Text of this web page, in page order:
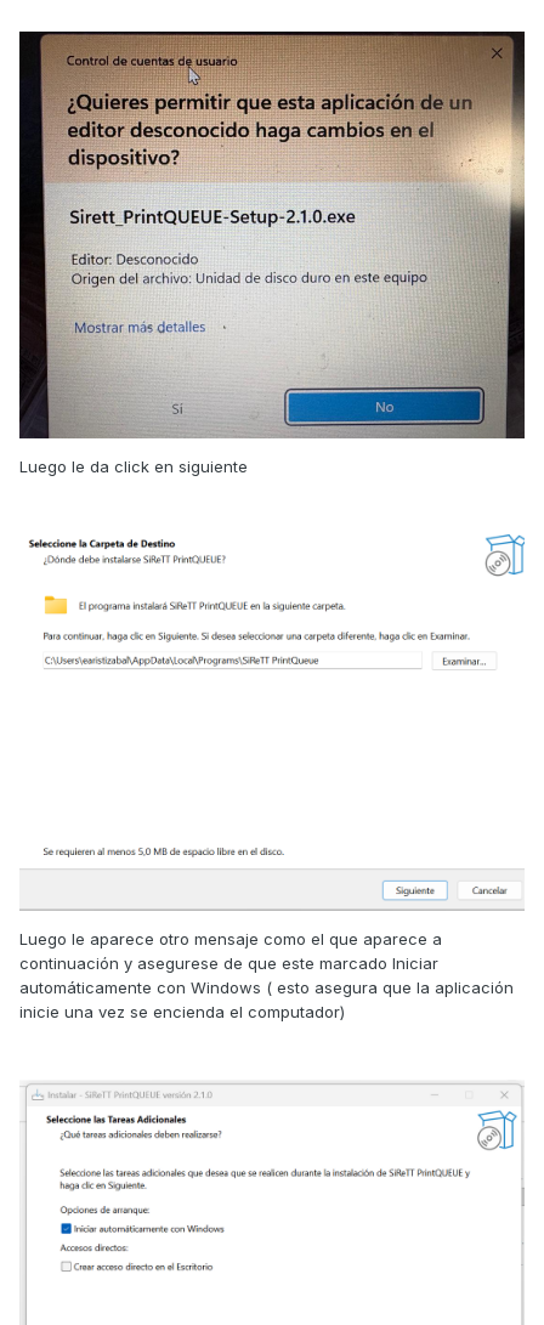
Luego le da click en siguiente
Luego le aparece otro mensaje como el que aparece a
continuación y asegurese de que este marcado Iniciar
automáticamente con Windows ( esto asegura que la aplicación
inicie una vez se encienda el computador)